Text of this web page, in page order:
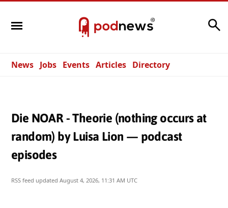
News Jobs Events Articles Directory
Die NOAR - Theorie (nothing occurs at
random) by Luisa Lion — podcast
episodes
RSS feed updated August 4, 2026, 11:31 AM UTC